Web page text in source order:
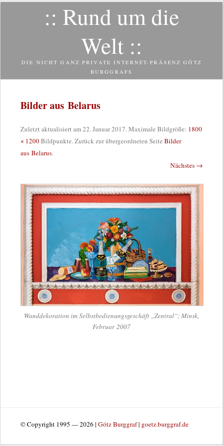
:: Rund um die
Welt ::
DIE NICHT GANZ PRIVATE INTERNET-PRÄSENZ GÖTZ
BURGGRAFS
Bilder aus Belarus
Zuletzt aktualisiert am22. Januar 2017. Maximale Bildgröße: 1800
× 1200Bildpunkte. Zurück zur übergeordneten Seite Bilder
aus Belarus.
Nächstes →
Wand­de­ko­ra­tion im Selbst­be­die­nungs­ge­schäft „Zen­tral“; Minsk,
Februar 2007
© Copyright 1995 — 2026 | Götz Burggraf| goetz.burggraf.de